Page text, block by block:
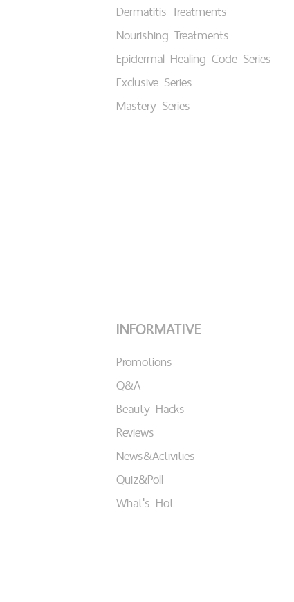
Dermatitis Treatments
Nourishing Treatments
Epidermal Healing Code Series
Exclusive Series
Mastery Series
INFORMATIVE
Promotions
Q&A
Beauty Hacks
Reviews
News&Activities
Quiz&Poll
What's Hot